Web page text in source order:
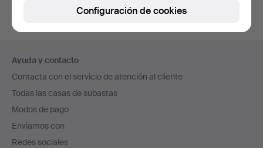
en
el
pie
de
página
Ayuda y contacto
Contacta con el servicio de atención al cliente
Todas las casas de subastas
Modos de pago
Enviamos con
Redes sociales
Configuración de cookies